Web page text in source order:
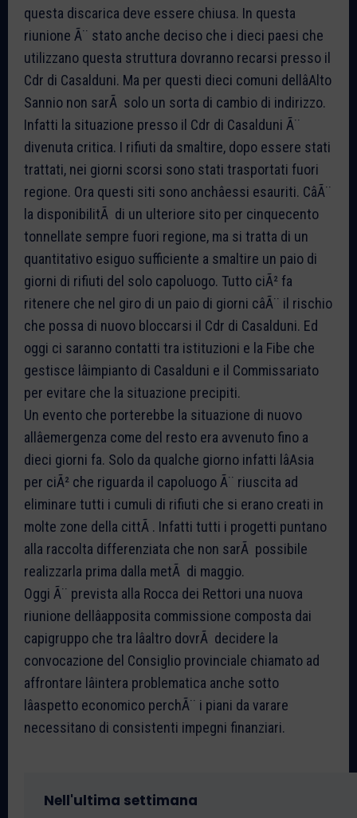
questa discarica deve essere chiusa. In questa
riunione Ã¨ stato anche deciso che i dieci paesi che
utilizzano questa struttura dovranno recarsi presso il
Cdr di Casalduni. Ma per questi dieci comuni dellâAlto
Sannio non sarÃ solo un sorta di cambio di indirizzo.
Infatti la situazione presso il Cdr di Casalduni Ã¨
divenuta critica. I rifiuti da smaltire, dopo essere stati
trattati, nei giorni scorsi sono stati trasportati fuori
regione. Ora questi siti sono anchâessi esauriti. CâÃ¨
la disponibilitÃ di un ulteriore sito per cinquecento
tonnellate sempre fuori regione, ma si tratta di un
quantitativo esiguo sufficiente a smaltire un paio di
giorni di rifiuti del solo capoluogo. Tutto ciÃ² fa
ritenere che nel giro di un paio di giorni câÃ¨ il rischio
che possa di nuovo bloccarsi il Cdr di Casalduni. Ed
oggi ci saranno contatti tra istituzioni e la Fibe che
gestisce lâimpianto di Casalduni e il Commissariato
per evitare che la situazione precipiti.
Un evento che porterebbe la situazione di nuovo
allâemergenza come del resto era avvenuto fino a
dieci giorni fa. Solo da qualche giorno infatti lâAsia
per ciÃ² che riguarda il capoluogo Ã¨ riuscita ad
eliminare tutti i cumuli di rifiuti che si erano creati in
molte zone della cittÃ . Infatti tutti i progetti puntano
alla raccolta differenziata che non sarÃ possibile
realizzarla prima dalla metÃ di maggio.
Oggi Ã¨ prevista alla Rocca dei Rettori una nuova
riunione dellâapposita commissione composta dai
capigruppo che tra lâaltro dovrÃ decidere la
convocazione del Consiglio provinciale chiamato ad
affrontare lâintera problematica anche sotto
lâaspetto economico perchÃ¨ i piani da varare
necessitano di consistenti impegni finanziari.
Nell'ultima settimana